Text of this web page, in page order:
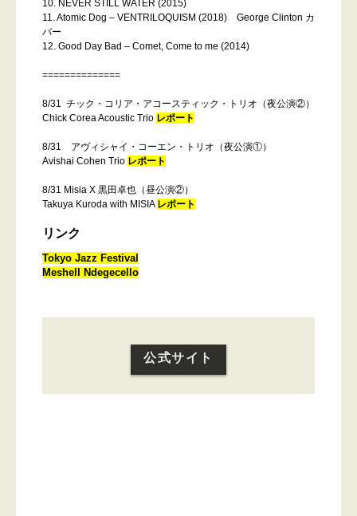
10. NEVER STILL WATER (2015)
11. Atomic Dog – VENTRILOQUISM (2018) George Clinton カ
バー
12. Good Day Bad – Comet, Come to me (2014)
==============
8/31 チック・コリア・アコースティック・トリオ（夜公演②）
Chick Corea Acoustic Trio レポート
8/31 アヴィシャイ・コーエン・トリオ（夜公演①）
Avishai Cohen Trio レポート
8/31 Misia X 黒田卓也（昼公演②）
Takuya Kuroda with MISIA レポート
リンク
Tokyo Jazz Festival
Meshell Ndegecello
公式サイト